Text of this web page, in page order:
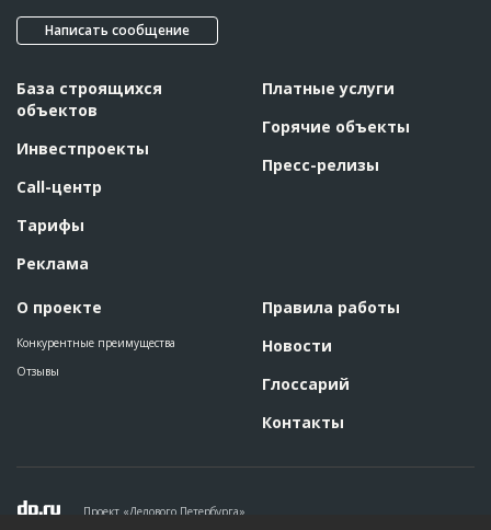
Написать сообщение
База строящихся
объектов
Инвестпроекты
Call-центр
Тарифы
Реклама
О проекте
Конкурентные преимущества
Отзывы
Платные услуги
Горячие объекты
Пресс-релизы
Правила работы
Новости
Глоссарий
Контакты
Проект «Делового Петербурга»